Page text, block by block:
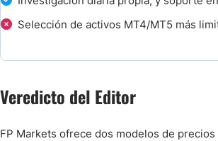
Selección de activos MT4/MT5 más
Veredicto del Editor
FP Markets ofrece dos modelos de precios